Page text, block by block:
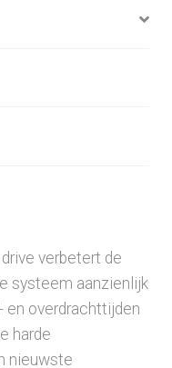
verbetert de
systeem aanzienlijk
en overdrachttijden
harde
nieuwste